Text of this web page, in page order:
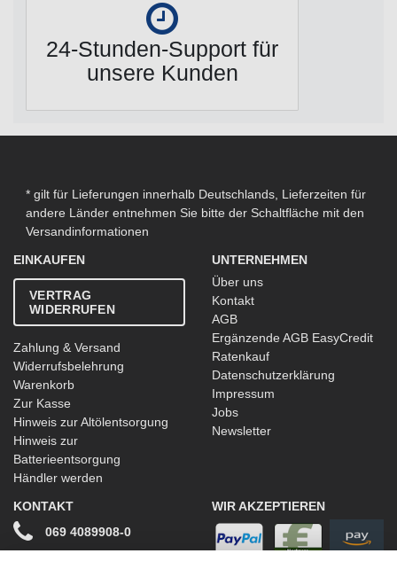
24-Stunden-Support für
unsere Kunden
* gilt für Lieferungen innerhalb Deutschlands, Lieferzeiten für
andere Länder entnehmen Sie bitte der Schaltfläche mit den
Versandinformationen
EINKAUFEN
VERTRAG
WIDERRUFEN
Zahlung & Versand
Widerrufsbelehrung
Warenkorb
Zur Kasse
Hinweis zur Altölentsorgung
Hinweis zur
Batterieentsorgung
Händler werden
UNTERNEHMEN
Über uns
Kontakt
AGB
Ergänzende AGB EasyCredit
Ratenkauf
Datenschutzerklärung
Impressum
Jobs
Newsletter
KONTAKT
069 4089908-0
WIR AKZEPTIEREN